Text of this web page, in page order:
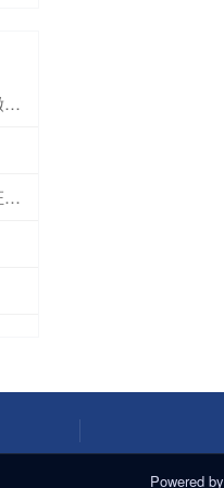
炒股加杠杆操作：开通融资融券，按券商要求缴纳保证金，借入资金放大收益。
炒股加杠杆收费标准：利息、管理费与风险保证金详解
Powered by